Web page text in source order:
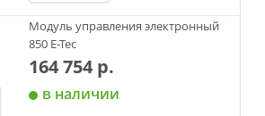
Модуль управления электронный
850 Е-Тес
164 754 р.
в наличии